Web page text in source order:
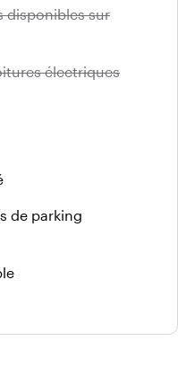
disponibles sur
électriques
de parking